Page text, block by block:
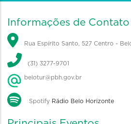
Informações de Contato
Rua Espírito Santo, 527 Centro -
(31) 3277-9701
belotur@pbh.gov.br
Spotify Rádio Belo Horizonte